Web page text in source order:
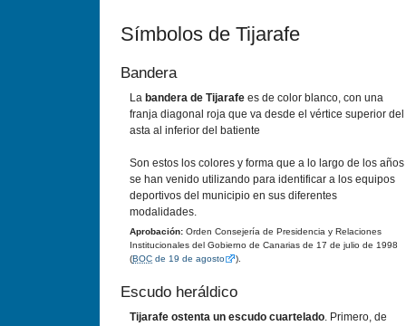
Símbolos de Tijarafe
Bandera
La bandera de Tijarafe es de color blanco, con una
franja diagonal roja que va desde el vértice superior del
asta al inferior del batiente
Son estos los colores y forma que a lo largo de los años
se han venido utilizando para identificar a los equipos
deportivos del municipio en sus diferentes
modalidades.
Aprobación: Orden Consejería de Presidencia y Relaciones
Institucionales del Gobierno de Canarias de 17 de julio de 1998
(BOC de 19 de agosto ).
Escudo heráldico
Tijarafe ostenta un escudo cuartelado. Primero, de